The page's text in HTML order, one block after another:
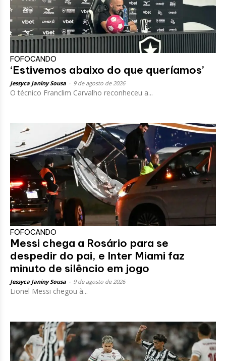
FOFOCANDO
‘Estivemos abaixo do que queríamos’
Jessyca Janiny Sousa 9 de agosto de 2026
O técnico Franclim Carvalho reconheceu a...
FOFOCANDO
Messi chega a Rosário para se
despedir do pai, e Inter Miami faz
minuto de silêncio em jogo
Jessyca Janiny Sousa 9 de agosto de 2026
Lionel Messi chegou à...